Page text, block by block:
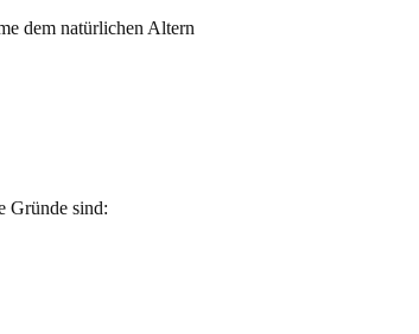
dem natürlichen Altern
Gründe sind: